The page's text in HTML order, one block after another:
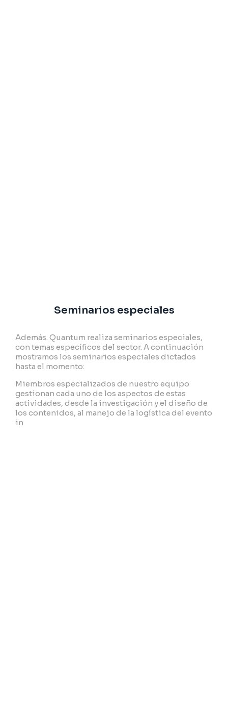
Seminarios especiales
Además. Quantum realiza seminarios especiales,
con temas específicos del sector. A continuación
mostramos los seminarios especiales dictados
hasta el momento:
Miembros especializados de nuestro equipo
gestionan cada uno de los aspectos de estas
actividades, desde la investigación y el diseño de
los contenidos, al manejo de la logística del evento
in